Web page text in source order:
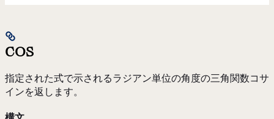
COS
指定された式で示されるラジアン単位の角度の三角関数コサ
インを返します。